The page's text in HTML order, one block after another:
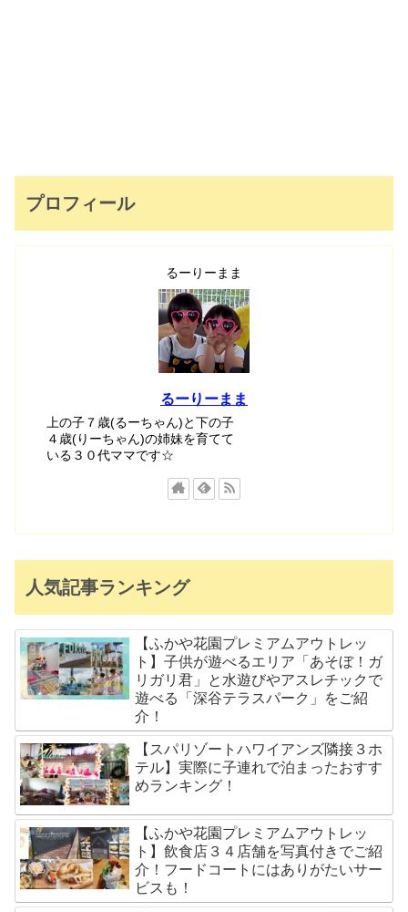
プロフィール
るーりーまま
るーりーまま
上の子７歳(るーちゃん)と下の子
４歳(りーちゃん)の姉妹を育てて
いる３０代ママです☆
人気記事ランキング
【ふかや花園プレミアムアウトレッ
ト】子供が遊べるエリア「あそぼ！ガ
リガリ君」と水遊びやアスレチックで
遊べる「深谷テラスパーク」をご紹
介！
【スパリゾートハワイアンズ隣接３ホ
テル】実際に子連れで泊まったおすす
めランキング！
【ふかや花園プレミアムアウトレッ
ト】飲食店３４店舗を写真付きでご紹
介！フードコートにはありがたいサー
ビスも！